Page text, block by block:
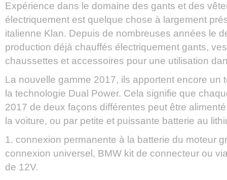
Expérience dans le domaine des gants et des
électriquement est quelque chose à largement
italienne Klan. Depuis de nombreuses années le
production déjà chauffés électriquement gants,
chaussettes et accessoires pour une utilisation
La nouvelle gamme 2017, ils apportent encore un
la technologie Dual Power. Cela signifie que
2017 de deux façons différentes peut être
la voiture, ou par petite et puissante batterie au
1. connexion permanente à la batterie du moteur
connexion universel, BMW kit de connecteur ou
de 12V.